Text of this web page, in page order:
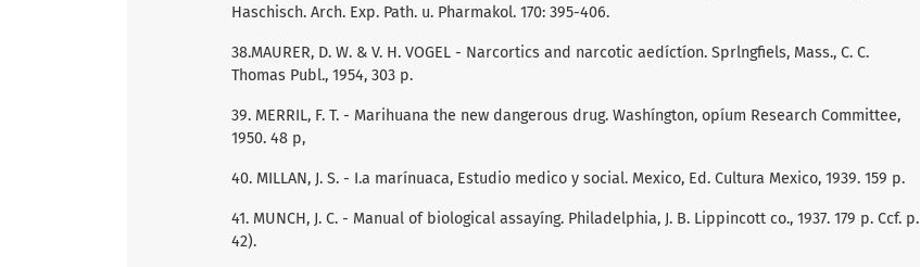
Haschisch. Arch. Exp. Path. u. Pharmakol. 170: 395-406.
38.MAURER, D. W. & V. H. VOGEL - Narcortics and narcotic aedíctíon. Sprlngfiels, Mass., C. C.
Thomas Publ., 1954, 303 p.
39. MERRIL, F. T. - Marihuana the new dangerous drug. Washíngton, opíum Research Committee,
1950. 48 p,
40. MILLAN, J. S. - I.a marínuaca, Estudio medico y social. Mexico, Ed. Cultura Mexico, 1939. 159 p.
41. MUNCH, J. C. - Manual of biological assayíng. Philadelphia, J. B. Lippincott co., 1937. 179 p. Ccf. p.
42).